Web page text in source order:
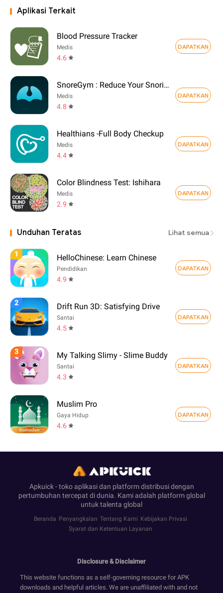
Aplikasi Terkait
Blood Pressure Tracker
Medis
4.6
DAPATKAN
SnoreGym : Reduce Your Snoring
Medis
4.8
DAPATKAN
Healthians -Full Body Checkup
Medis
4.4
DAPATKAN
Color Blindness Test: Ishihara
Medis
2.9
DAPATKAN
Unduhan Teratas Lihat semua
1 HelloChinese: Learn Chinese
Pendidikan
4.9
DAPATKAN
2 Drift Run 3D: Satisfying Drive
Santai
4.5
DAPATKAN
3 My Talking Slimy - Slime Buddy
Santai
4.3
DAPATKAN
Muslim Pro
Gaya Hidup
4.6
DAPATKAN
Apkuick - toko aplikasi dan platform distribusi dengan
pertumbuhan tercepat di dunia. Kami adalah platform global
untuk talenta global
Beranda Penyangkalan Tentang Kami Kebijakan Privasi
Syarat dan Ketentuan Layanan
Disclosure & Disclaimer
This website functions as a self-governing resource for APK
downloads and helpful articles. We are unaffiliated with and not